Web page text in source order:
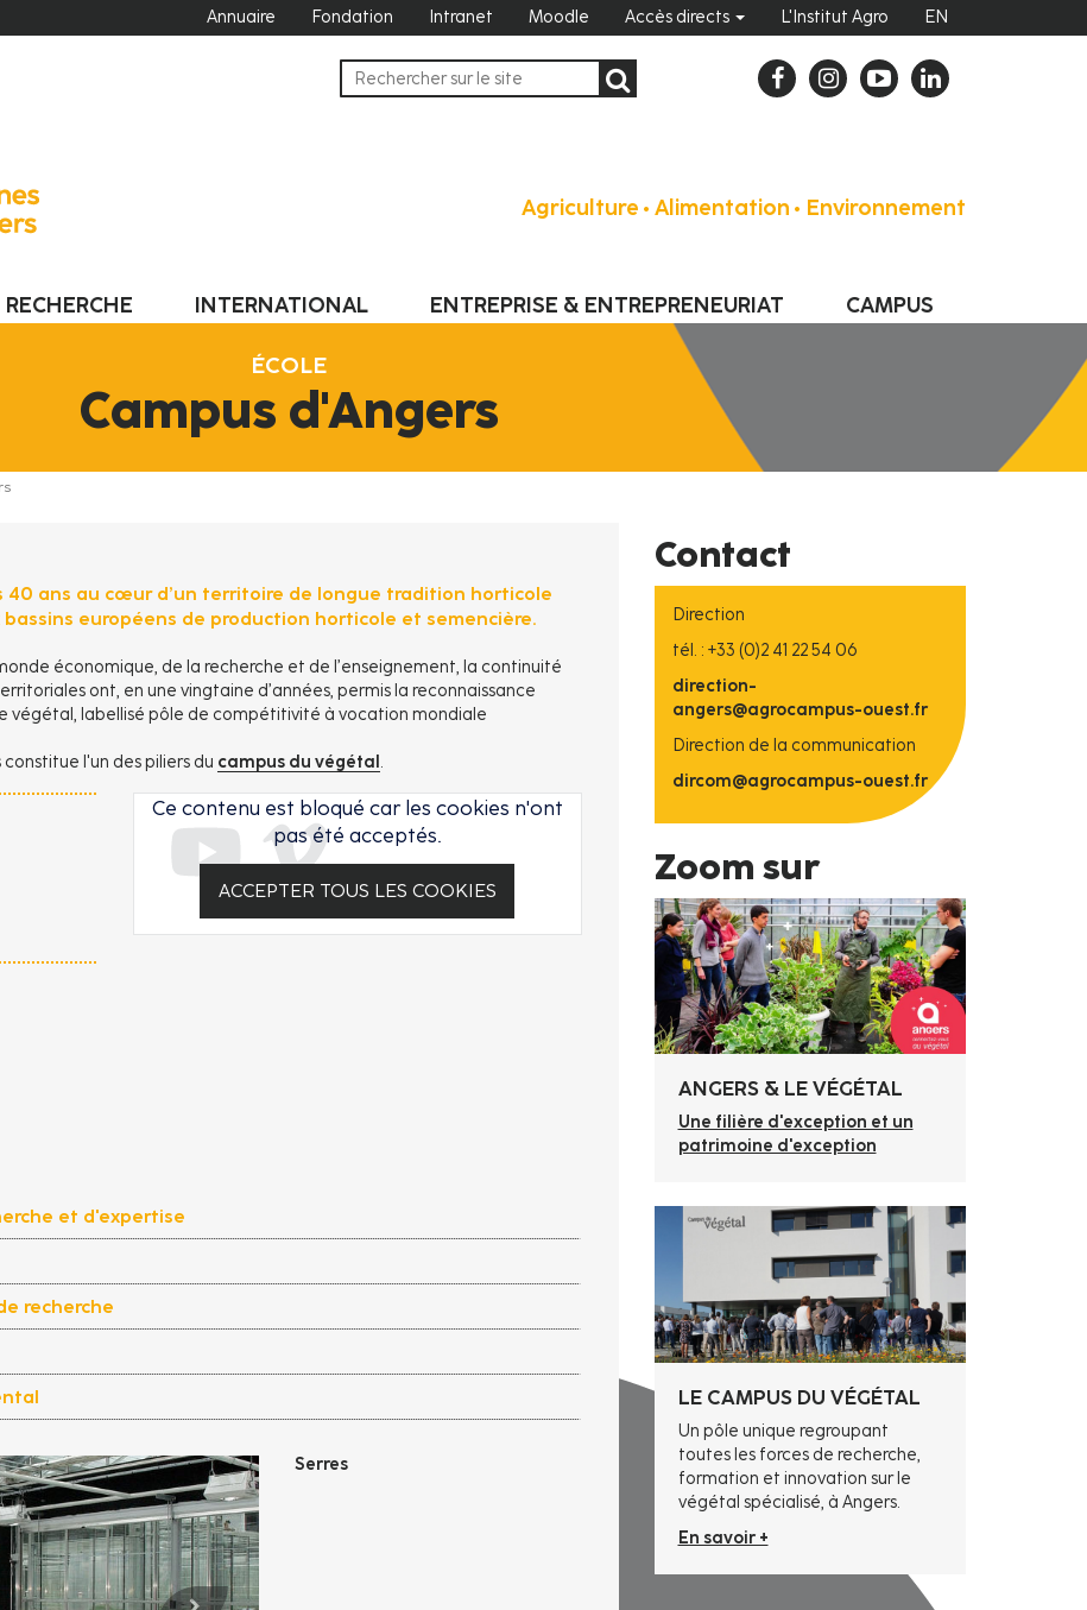
Annuaire Fondation Intranet Moodle Accès directs L'Institut Agro EN
Agriculture • Alimentation • Environnement
RECHERCHE INTERNATIONAL ENTREPRISE & ENTREPRENEURIAT CAMPUS
ÉCOLE
Campus d'Angers
40 ans au cœur d’un territoire de longue tradition horticole
bassins européens de production horticole et semencière.
économique, de la recherche et de l’enseignement, la continuité
ont, en une vingtaine d’années, permis la reconnaissance
végétal, labellisé pôle de compétitivité à vocation mondiale
l'un des piliers du campus du végétal .
Ce contenu est bloqué car les cookies n'ont
pas été acceptés.
ACCEPTER TOUS LES COOKIES
et d'expertise
recherche
Serres
Contact
Direction
tél. : +33 (0)2 41 22 54 06
direction-
angers@agrocampus-ouest.fr
Direction de la communication
dircom@agrocampus-ouest.fr
Zoom sur
ANGERS & LE VÉGÉTAL
Une filière d'exception et un
patrimoine d'exception
LE CAMPUS DU VÉGÉTAL
Un pôle unique regroupant
toutes les forces de recherche,
formation et innovation sur le
végétal spécialisé, à Angers.
En savoir +